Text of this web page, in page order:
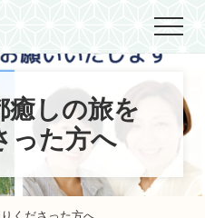
Menu
癒しの旅を
った方へ